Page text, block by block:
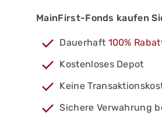
MainFirst-Fonds kaufen
Dauerhaft 100%
Kostenloses Depot
Keine
Sichere Verwahrung